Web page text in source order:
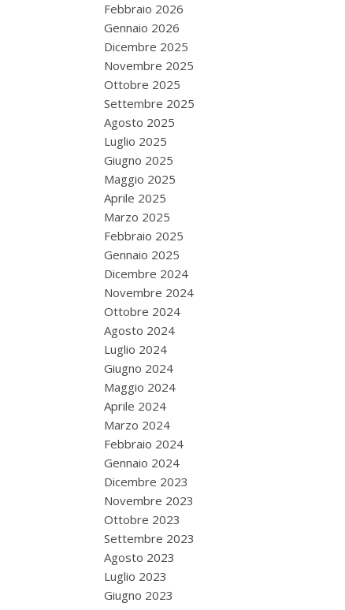
Febbraio 2026
Gennaio 2026
Dicembre 2025
Novembre 2025
Ottobre 2025
Settembre 2025
Agosto 2025
Luglio 2025
Giugno 2025
Maggio 2025
Aprile 2025
Marzo 2025
Febbraio 2025
Gennaio 2025
Dicembre 2024
Novembre 2024
Ottobre 2024
Agosto 2024
Luglio 2024
Giugno 2024
Maggio 2024
Aprile 2024
Marzo 2024
Febbraio 2024
Gennaio 2024
Dicembre 2023
Novembre 2023
Ottobre 2023
Settembre 2023
Agosto 2023
Luglio 2023
Giugno 2023